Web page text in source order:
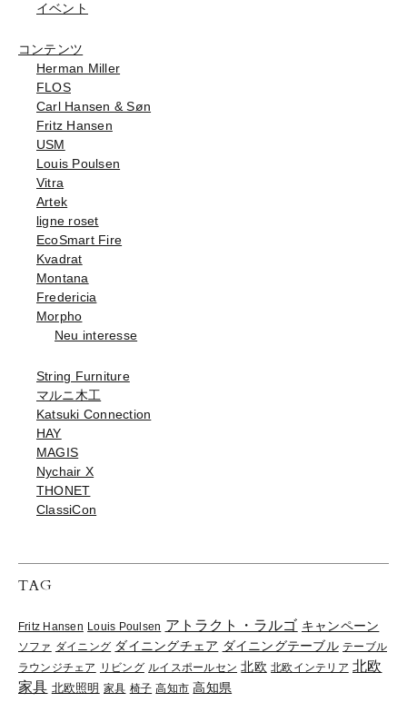
イベント
コンテンツ
Herman Miller
FLOS
Carl Hansen & Søn
Fritz Hansen
USM
Louis Poulsen
Vitra
Artek
ligne roset
EcoSmart Fire
Kvadrat
Montana
Fredericia
Morpho
Neu interesse
String Furniture
マルニ木工
Katsuki Connection
HAY
MAGIS
Nychair X
THONET
ClassiCon
TAG
Fritz Hansen Louis Poulsen アトラクト・ラルゴ キャンペーン
ソファ ダイニング ダイニングチェア ダイニングテーブル テーブル
ラウンジチェア リビング ルイスポールセン 北欧 北欧インテリア 北欧
家具 北欧照明 家具 椅子 高知市 高知県